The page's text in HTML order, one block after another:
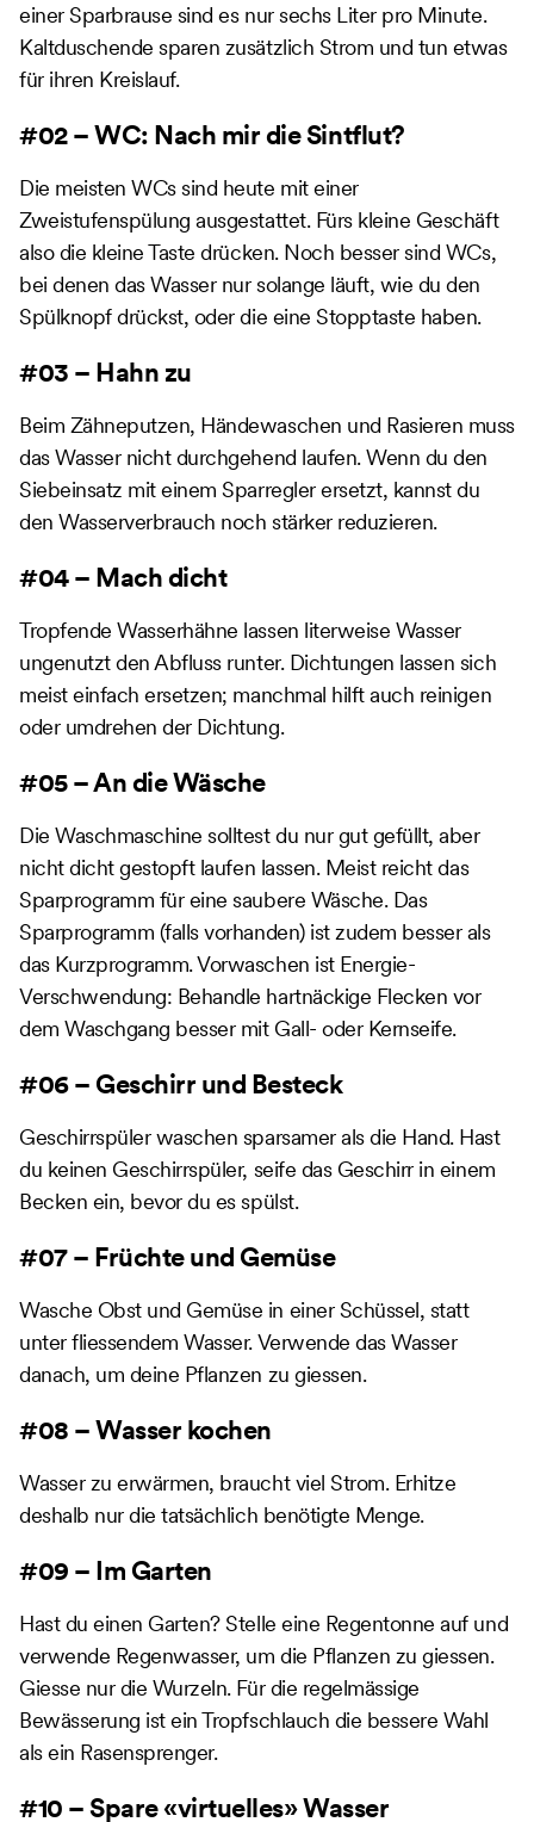
einer Sparbrause sind es nur sechs Liter pro Minute.
Kaltduschende sparen zusätzlich Strom und tun etwas
für ihren Kreislauf.
#02 – WC: Nach mir die Sintflut?
Die meisten WCs sind heute mit einer
Zweistufenspülung ausgestattet. Fürs kleine Geschäft
also die kleine Taste drücken. Noch besser sind WCs,
bei denen das Wasser nur solange läuft, wie du den
Spülknopf drückst, oder die eine Stopptaste haben.
#03 – Hahn zu
Beim Zähneputzen, Händewaschen und Rasieren muss
das Wasser nicht durchgehend laufen. Wenn du den
Siebeinsatz mit einem Sparregler ersetzt, kannst du
den Wasserverbrauch noch stärker reduzieren.
#04 – Mach dicht
Tropfende Wasserhähne lassen literweise Wasser
ungenutzt den Abfluss runter. Dichtungen lassen sich
meist einfach ersetzen; manchmal hilft auch reinigen
oder umdrehen der Dichtung.
#05 – An die Wäsche
Die Waschmaschine solltest du nur gut gefüllt, aber
nicht dicht gestopft laufen lassen. Meist reicht das
Sparprogramm für eine saubere Wäsche. Das
Sparprogramm (falls vorhanden) ist zudem besser als
das Kurzprogramm. Vorwaschen ist Energie-
Verschwendung: Behandle hartnäckige Flecken vor
dem Waschgang besser mit Gall- oder Kernseife.
#06 – Geschirr und Besteck
Geschirrspüler waschen sparsamer als die Hand. Hast
du keinen Geschirrspüler, seife das Geschirr in einem
Becken ein, bevor du es spülst.
#07 – Früchte und Gemüse
Wasche Obst und Gemüse in einer Schüssel, statt
unter fliessendem Wasser. Verwende das Wasser
danach, um deine Pflanzen zu giessen.
#08 – Wasser kochen
Wasser zu erwärmen, braucht viel Strom. Erhitze
deshalb nur die tatsächlich benötigte Menge.
#09 – Im Garten
Hast du einen Garten? Stelle eine Regentonne auf und
verwende Regenwasser, um die Pflanzen zu giessen.
Giesse nur die Wurzeln. Für die regelmässige
Bewässerung ist ein Tropfschlauch die bessere Wahl
als ein Rasensprenger.
#10 – Spare «virtuelles» Wasser